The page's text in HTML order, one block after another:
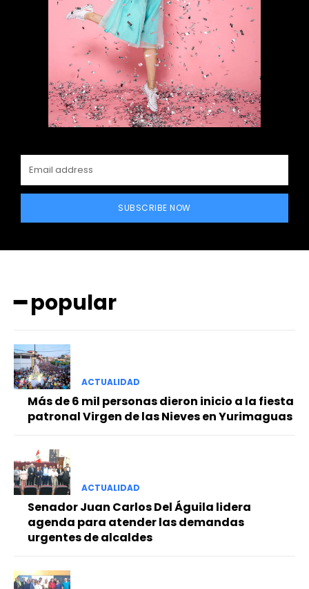
SUBSCRIBE NOW
━ popular
ACTUALIDAD
Más de 6 mil personas dieron inicio a la fiesta
patronal Virgen de las Nieves en Yurimaguas
ACTUALIDAD
Senador Juan Carlos Del Águila lidera
agenda para atender las demandas
urgentes de alcaldes